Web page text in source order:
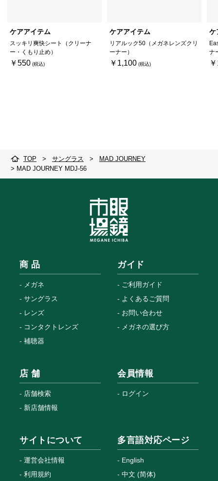
ケアアイテム
スッキリ爽快シート（クリーナ
ー・くもり止め）
￥550
ケアアイテム
リアルック50（メガネレンズクリ
ーナー）
￥1,100
ケ
ナ
TOP > サングラス >
MAD JOURNEY
> MAD JOURNEY MDJ-56
商 品
メガネ
サングラス
レンズ
コンタクトレンズ
補聴器
ガイド
ご利用ガイド
よくあるご質問
お問い合わせ
メガネの選び方
店 舗
店舗検索
新店舗情報
会員情報
ログイン
サイトについて
運営会社情報
利用規約
多言語対応ページ
English
中文 (简体)